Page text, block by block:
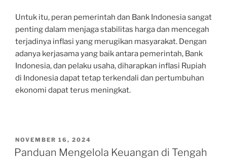
Untuk itu, peran pemerintah dan Bank Indonesia sangat
penting dalam menjaga stabilitas harga dan mencegah
terjadinya inflasi yang merugikan masyarakat. Dengan
adanya kerjasama yang baik antara pemerintah, Bank
Indonesia, dan pelaku usaha, diharapkan inflasi Rupiah
di Indonesia dapat tetap terkendali dan pertumbuhan
ekonomi dapat terus meningkat.
POSTED
ON
NOVEMBER 16, 2024
Panduan Mengelola Keuangan di Tengah